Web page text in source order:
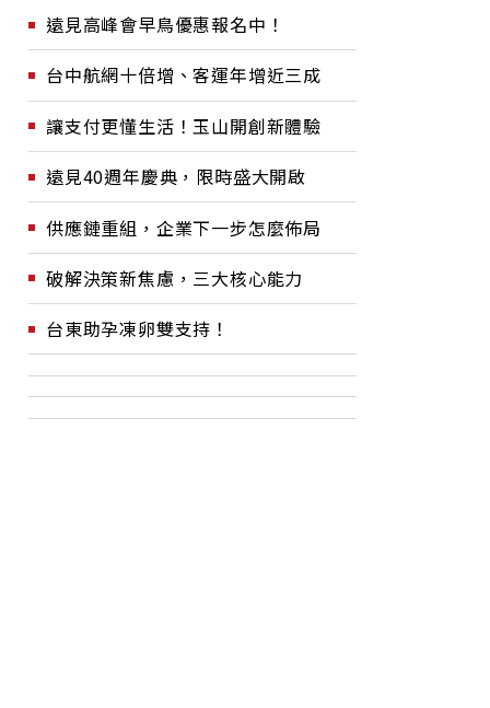
遠見高峰會早鳥優惠報名中！
台中航網十倍增、客運年增近三成
讓支付更懂生活！玉山開創新體驗
遠見40週年慶典，限時盛大開啟
供應鏈重組，企業下一步怎麼佈局
破解決策新焦慮，三大核心能力
台東助孕凍卵雙支持！